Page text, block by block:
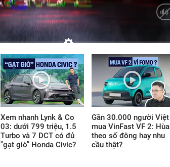
Xem nhanh Lynk & Co
03: dưới 799 triệu, 1.5
Turbo và 7 DCT có đủ
"gạt giò" Honda Civic?
Gần 30.000 người Việt
mua VinFast VF 2: Hùa
theo số đông hay nhu
cầu thật?